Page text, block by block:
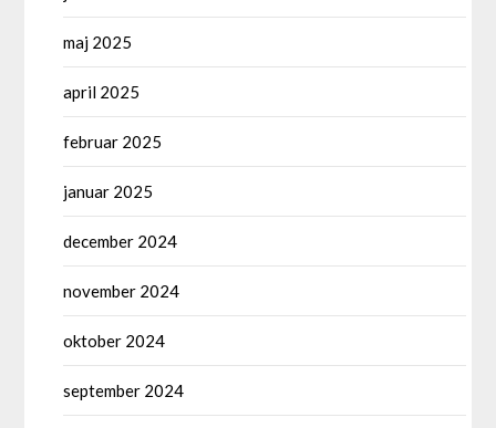
maj 2025
april 2025
februar 2025
januar 2025
december 2024
november 2024
oktober 2024
september 2024